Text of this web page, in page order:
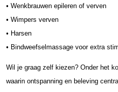
• Wenkbrauwen epileren of verven
• Wimpers verven
• Harsen
• Bindweefselmassage voor extra
Wil je graag zelf kiezen? Onder het
waarin ontspanning en beleving